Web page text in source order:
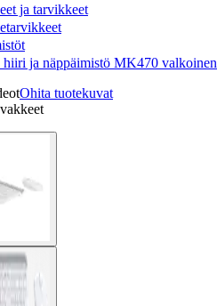
ja tarvikkeet
ja näppäimistö MK470 valkoinen
Ohita tuotekuvat